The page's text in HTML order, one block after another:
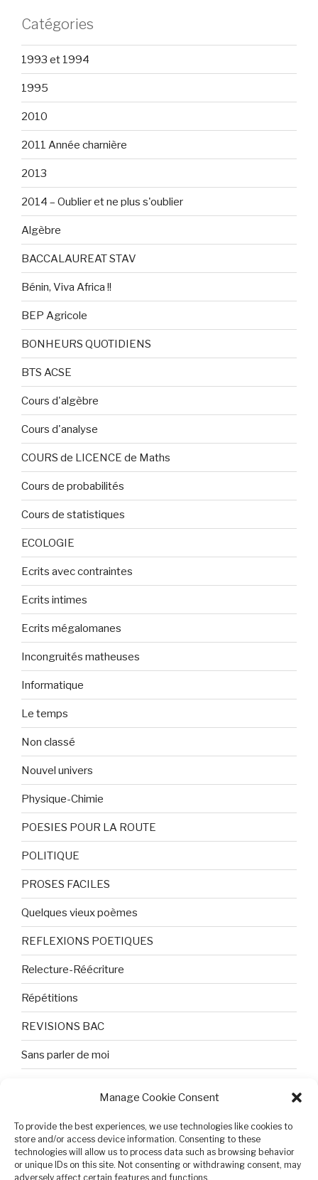
Manage Cookie Consent
To provide the best experiences, we use technologies like cookies to
store and/or access device information. Consenting to these
technologies will allow us to process data such as browsing behavior
or unique IDs on this site. Not consenting or withdrawing consent, may
adversely affect certain features and functions.
Catégories
1993 et 1994
1995
2010
2011 Année charnière
2013
2014 – Oublier et ne plus s'oublier
Algèbre
BACCALAUREAT STAV
Bénin, Viva Africa !!
BEP Agricole
BONHEURS QUOTIDIENS
BTS ACSE
Cours d'algèbre
Cours d'analyse
COURS de LICENCE de Maths
Cours de probabilités
Cours de statistiques
ECOLOGIE
Ecrits avec contraintes
Ecrits intimes
Ecrits mégalomanes
Incongruités matheuses
Informatique
Le temps
Non classé
Nouvel univers
Physique-Chimie
POESIES POUR LA ROUTE
POLITIQUE
PROSES FACILES
Quelques vieux poèmes
REFLEXIONS POETIQUES
Relecture-Réécriture
Répétitions
REVISIONS BAC
Sans parler de moi
Tristesse et attente
Variable complexe